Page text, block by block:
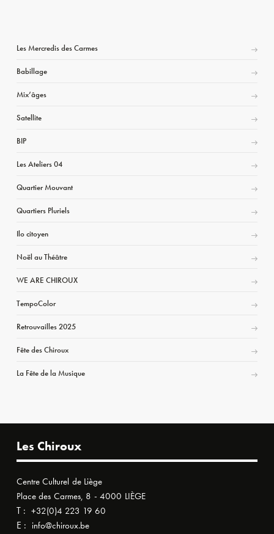
Les Mercredis des Carmes
Babillage
Mix’âges
Satellite
BIP
Les Ateliers 04
Quartier Mouvant
Quartiers Pluriels
Ilo citoyen
Noël au Théâtre
WE ARE CHIROUX
TempoColor
Retrouvailles 2025
Fête des Chiroux
La Fête de la Musique
Les Chiroux
Centre Culturel de Liège
Place des Carmes, 8 - 4000 LIÈGE
T : +32(0)4 223 19 60
E : info@chiroux.be